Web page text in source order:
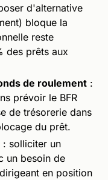
d'alternative
bloque la
reste
des prêts aux
de roulement :
prévoir le BFR
de trésorerie dans
du prêt.
: solliciter un
un besoin de
en position